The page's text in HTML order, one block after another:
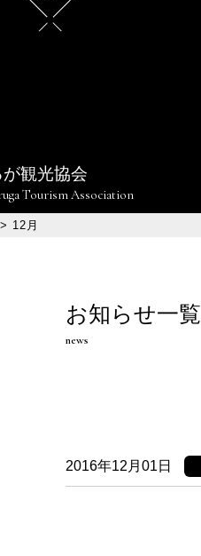
観光協会
Tourism Association
> 12月
お知らせ一覧
news
2016年12月01日